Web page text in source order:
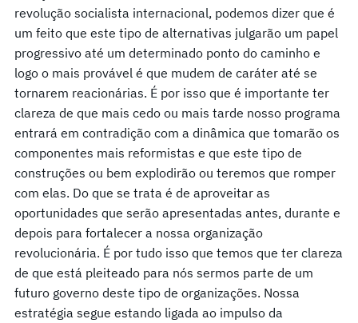
revolução socialista internacional, podemos dizer que é
um feito que este tipo de alternativas julgarão um papel
progressivo até um determinado ponto do caminho e
logo o mais provável é que mudem de caráter até se
tornarem reacionárias. É por isso que é importante ter
clareza de que mais cedo ou mais tarde nosso programa
entrará em contradição com a dinâmica que tomarão os
componentes mais reformistas e que este tipo de
construções ou bem explodirão ou teremos que romper
com elas. Do que se trata é de aproveitar as
oportunidades que serão apresentadas antes, durante e
depois para fortalecer a nossa organização
revolucionária. É por tudo isso que temos que ter clareza
de que está pleiteado para nós sermos parte de um
futuro governo deste tipo de organizações. Nossa
estratégia segue estando ligada ao impulso da